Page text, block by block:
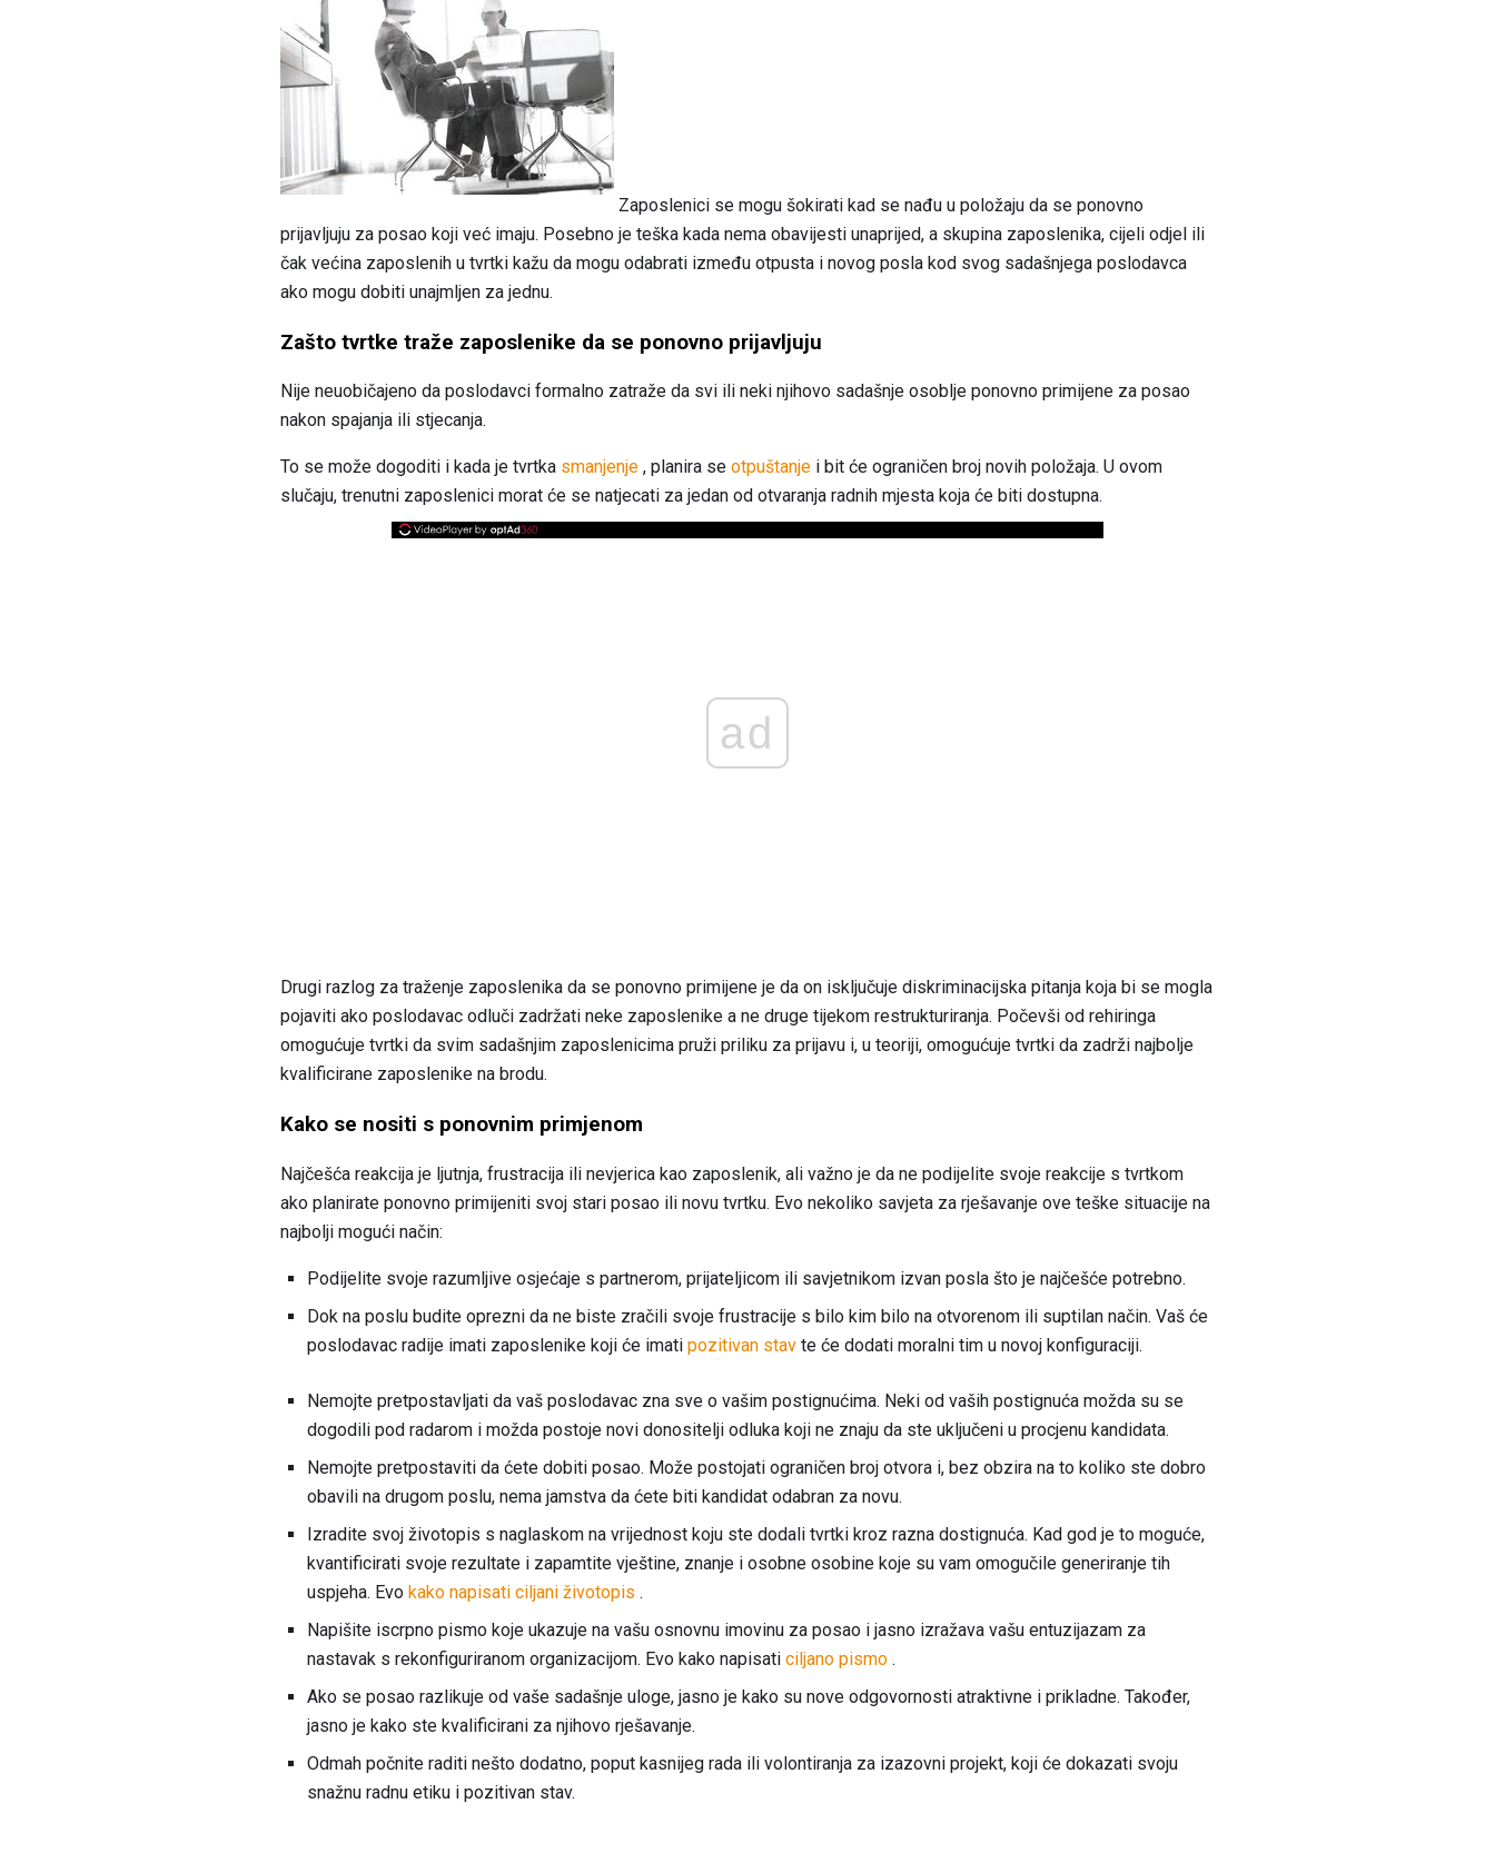
Zaposlenici se mogu šokirati kad se nađu u položaju da se ponovno
prijavljuju za posao koji već imaju. Posebno je teška kada nema obavijesti unaprijed, a skupina zaposlenika, cijeli odjel ili
čak većina zaposlenih u tvrtki kažu da mogu odabrati između otpusta i novog posla kod svog sadašnjega poslodavca
ako mogu dobiti unajmljen za jednu.
Zašto tvrtke traže zaposlenike da se ponovno prijavljuju
Nije neuobičajeno da poslodavci formalno zatraže da svi ili neki njihovo sadašnje osoblje ponovno primijene za posao
nakon spajanja ili stjecanja.
To se može dogoditi i kada je tvrtka smanjenje , planira se otpuštanje i bit će ograničen broj novih položaja. U ovom
slučaju, trenutni zaposlenici morat će se natjecati za jedan od otvaranja radnih mjesta koja će biti dostupna.
ad
Drugi razlog za traženje zaposlenika da se ponovno primijene je da on isključuje diskriminacijska pitanja koja bi se mogla
pojaviti ako poslodavac odluči zadržati neke zaposlenike a ne druge tijekom restrukturiranja. Počevši od rehiringa
omogućuje tvrtki da svim sadašnjim zaposlenicima pruži priliku za prijavu i, u teoriji, omogućuje tvrtki da zadrži najbolje
kvalificirane zaposlenike na brodu.
Kako se nositi s ponovnim primjenom
Najčešća reakcija je ljutnja, frustracija ili nevjerica kao zaposlenik, ali važno je da ne podijelite svoje reakcije s tvrtkom
ako planirate ponovno primijeniti svoj stari posao ili novu tvrtku. Evo nekoliko savjeta za rješavanje ove teške situacije na
najbolji mogući način:
Podijelite svoje razumljive osjećaje s partnerom, prijateljicom ili savjetnikom izvan posla što je najčešće potrebno.
Dok na poslu budite oprezni da ne biste zračili svoje frustracije s bilo kim bilo na otvorenom ili suptilan način. Vaš će
poslodavac radije imati zaposlenike koji će imati pozitivan stav te će dodati moralni tim u novoj konfiguraciji.
Nemojte pretpostavljati da vaš poslodavac zna sve o vašim postignućima. Neki od vaših postignuća možda su se
dogodili pod radarom i možda postoje novi donositelji odluka koji ne znaju da ste uključeni u procjenu kandidata.
Nemojte pretpostaviti da ćete dobiti posao. Može postojati ograničen broj otvora i, bez obzira na to koliko ste dobro
obavili na drugom poslu, nema jamstva da ćete biti kandidat odabran za novu.
Izradite svoj životopis s naglaskom na vrijednost koju ste dodali tvrtki kroz razna dostignuća. Kad god je to moguće,
kvantificirati svoje rezultate i zapamtite vještine, znanje i osobne osobine koje su vam omogučile generiranje tih
uspjeha. Evo kako napisati ciljani životopis .
Napišite iscrpno pismo koje ukazuje na vašu osnovnu imovinu za posao i jasno izražava vašu entuzijazam za
nastavak s rekonfiguriranom organizacijom. Evo kako napisati ciljano pismo .
Ako se posao razlikuje od vaše sadašnje uloge, jasno je kako su nove odgovornosti atraktivne i prikladne. Također,
jasno je kako ste kvalificirani za njihovo rješavanje.
Odmah počnite raditi nešto dodatno, poput kasnijeg rada ili volontiranja za izazovni projekt, koji će dokazati svoju
snažnu radnu etiku i pozitivan stav.